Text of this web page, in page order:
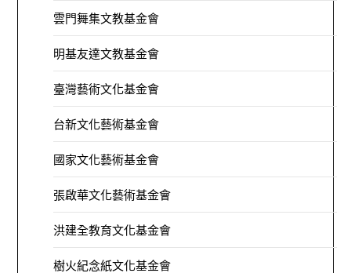
雲門舞集文教基金會
明基友達文教基金會
臺灣藝術文化基金會
台新文化藝術基金會
國家文化藝術基金會
張啟華文化藝術基金會
洪建全教育文化基金會
樹火紀念紙文化基金會